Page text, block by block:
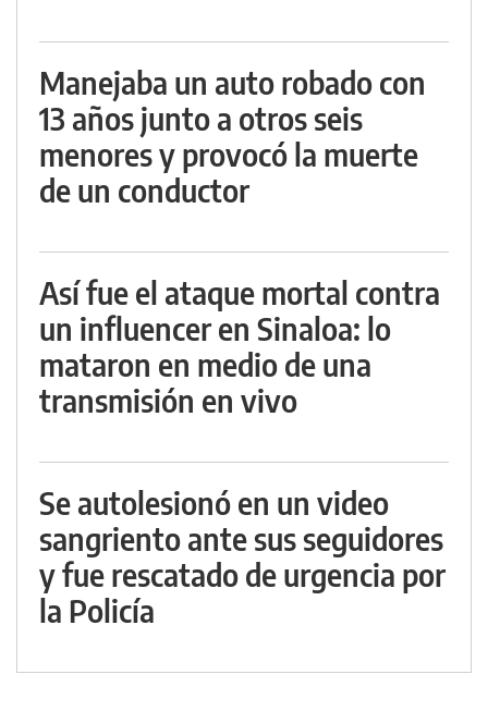
Manejaba un auto robado con
13 años junto a otros seis
menores y provocó la muerte
de un conductor
Así fue el ataque mortal contra
un influencer en Sinaloa: lo
mataron en medio de una
transmisión en vivo
Se autolesionó en un video
sangriento ante sus seguidores
y fue rescatado de urgencia por
la Policía